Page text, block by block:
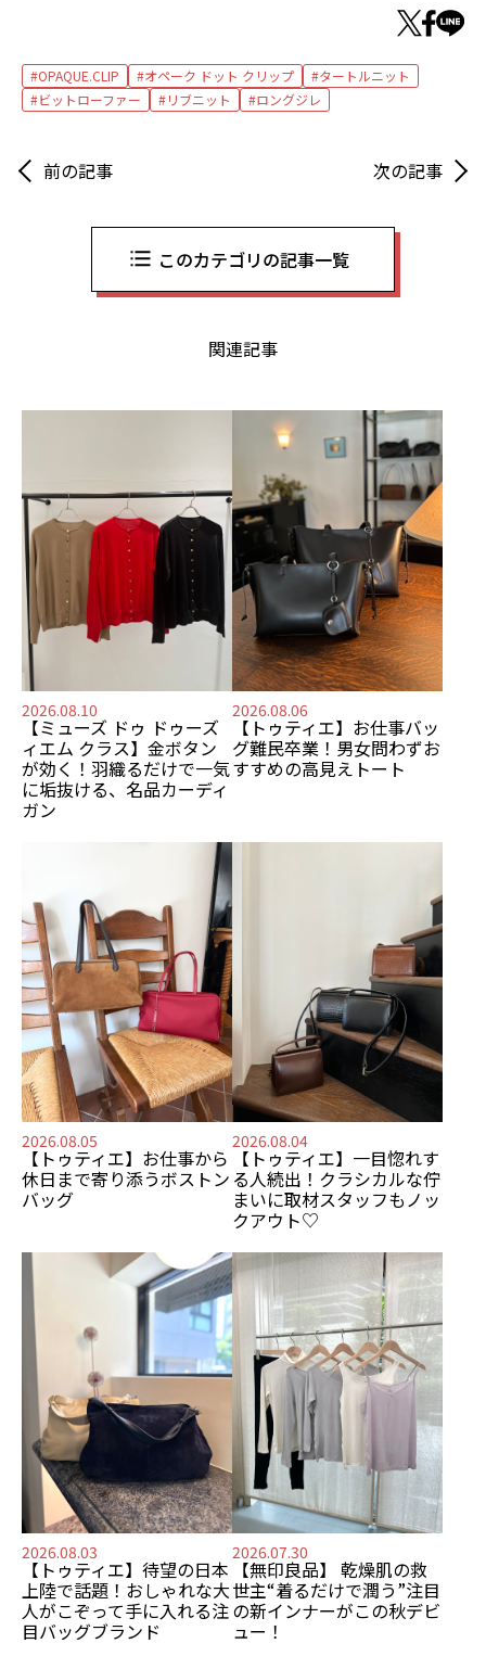
OPAQUE.CLIP オペーク ドット クリップ
タートルニット
ビットローファー
リブニット ロングジレ
前の記事 次の記事
このカテゴリの記事一覧
関連記事
2026.08.10
【ミューズ ドゥ ドゥーズ
ィエム クラス】 金ボタン
が効く！ 羽織るだけで一気
に垢抜ける、名品カーディ
ガン
2026.08.06
【トゥティエ】 お仕事バッ
グ難民卒業！ 男女問わずお
すすめの高見えトート
2026.08.05
【トゥティエ】 お仕事から
休日まで寄り添うボストン
バッグ
2026.08.04
【トゥティエ】 一目惚れす
る人続出！ クラシカルな佇
まいに取材スタッフもノッ
クアウト♡
2026.08.03
【トゥティエ】 待望の日本
上陸で話題！ おしゃれな大
人がこぞって手に入れる注
目バッグブランド
2026.07.30
【無印良品】 乾燥肌の救
世主“着るだけで潤う”注目
の新インナーがこの秋デビ
ュー！